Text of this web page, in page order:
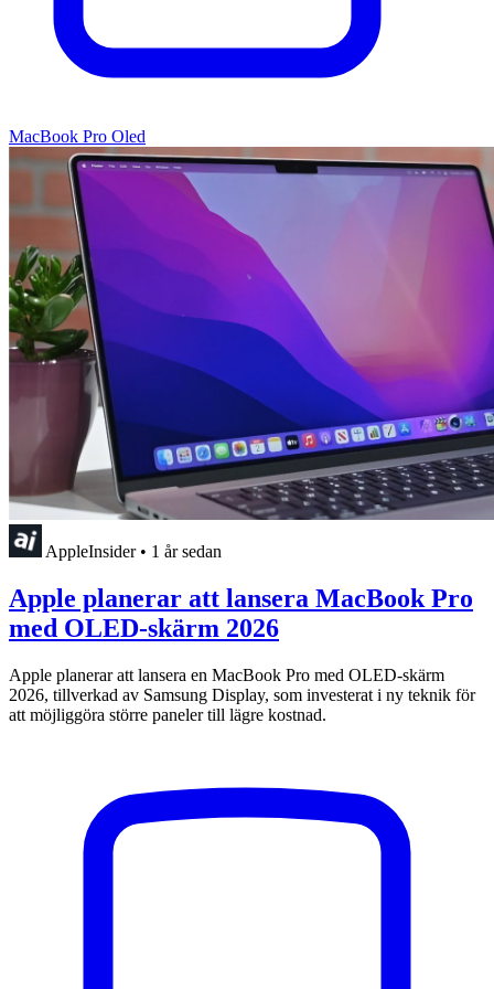
MacBook Pro Oled
AppleInsider • 1 år sedan
Apple planerar att lansera MacBook Pro
med OLED-skärm 2026
Apple planerar att lansera en MacBook Pro med OLED-skärm
2026, tillverkad av Samsung Display, som investerat i ny teknik för
att möjliggöra större paneler till lägre kostnad.